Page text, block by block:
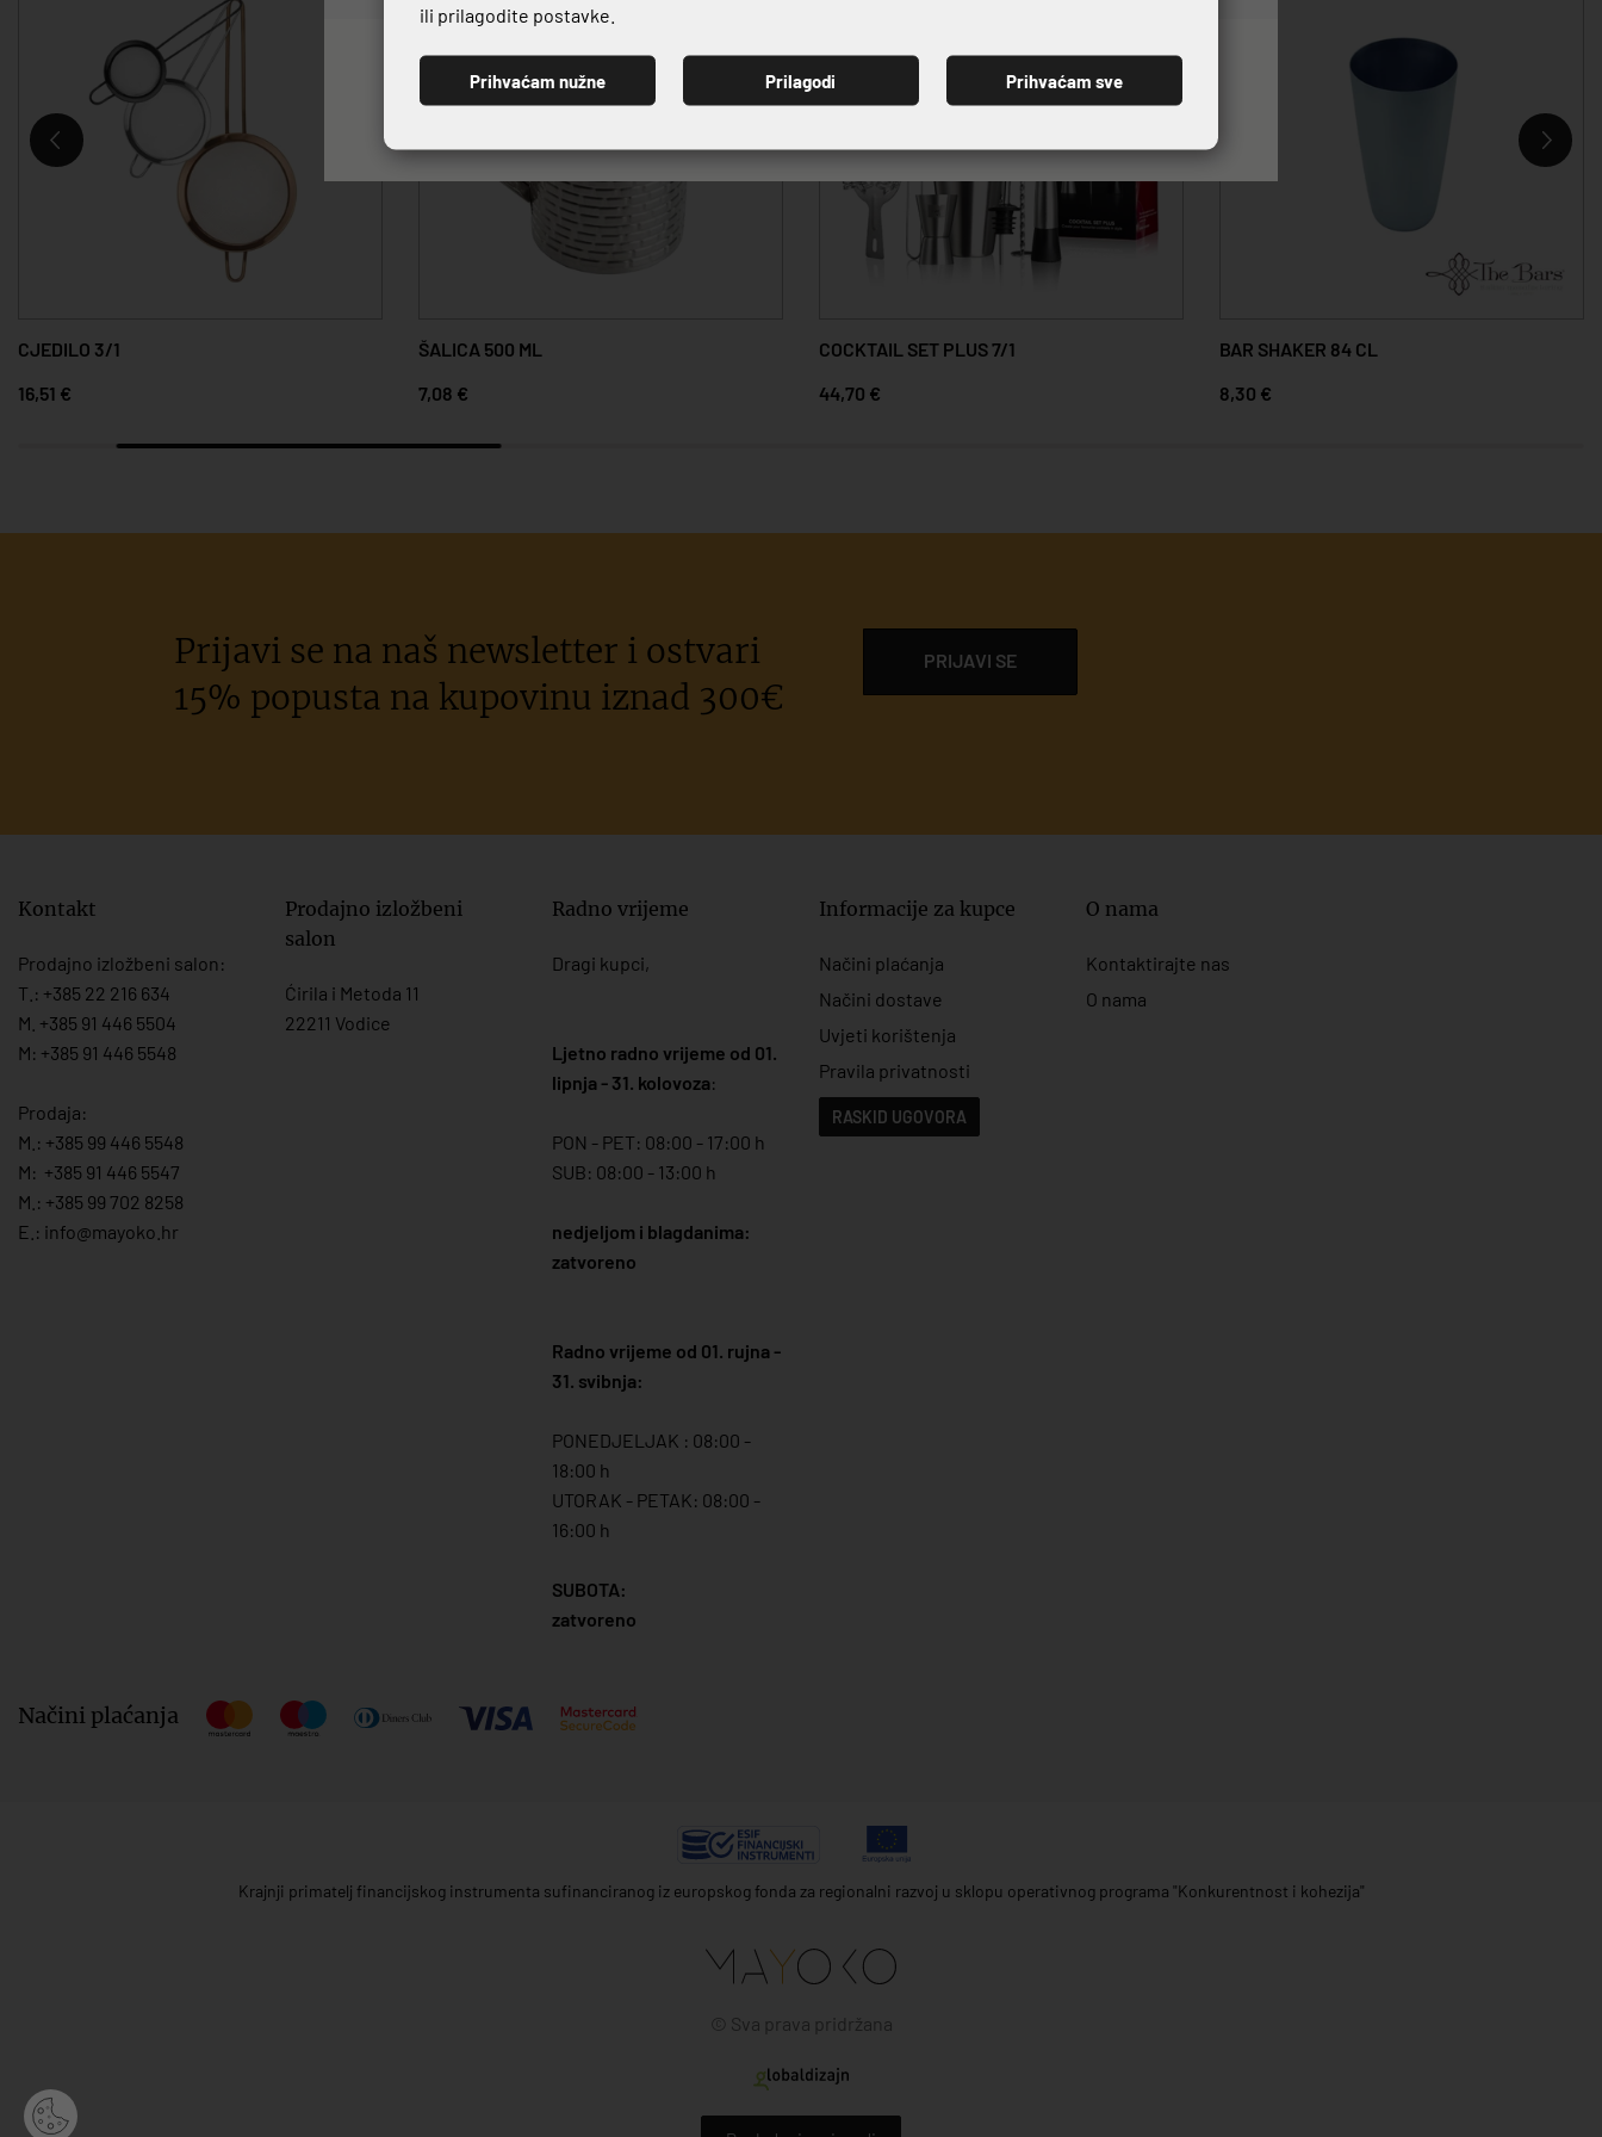
CJEDILO 3/1
16,51 €
ŠALICA 500 ML
7,08 €
COCKTAIL SET PLUS 7/1
44,70 €
BAR SHAKER 84 CL
8,30 €
Prijavi se na naš newsletter i ostvari
15% popusta na kupovinu iznad 300€
PRIJAVI SE
Kontakt
Prodajno izložbeni salon:
T.: +385 22 216 634
M. +385 91 446 5504
M: +385 91 446 5548
Prodaja:
M.: +385 99 446 5548
M: +385 91 446 5547
M.: +385 99 702 8258
E.: info@mayoko. hr
Prodajno izložbeni
salon
Ćirila i Metoda 11
22211 Vodice
Radno vrijeme
Dragi kupci,
Ljetno radno vrijeme od 01.
lipnja - 31. kolovoza:
PON - PET: 08:00 - 17:00 h
SUB: 08:00 - 13:00 h
nedjeljom i blagdanima:
zatvoreno
Radno vrijeme od 01. rujna -
31. svibnja:
PONEDJELJAK : 08:00 -
18:00 h
UTORAK - PETAK: 08:00 -
16:00 h
SUBOTA:
zatvoreno
Informacije za kupce
Načini plaćanja
Načini dostave
Uvjeti korištenja
Pravila privatnosti
RASKID UGOVORA
O nama
Kontaktirajte nas
O nama
Načini plaćanja
Krajnji primatelj financijskog instrumenta sufinanciranog iz europskog fonda za regionalni razvoj u sklopu operativnog programa "Konkurentnost i kohezija"
© Sva prava pridržana
PRIJAVI SE
ili prilagodite postavke.
Prihvaćam nužne Prilagodi Prihvaćam sve